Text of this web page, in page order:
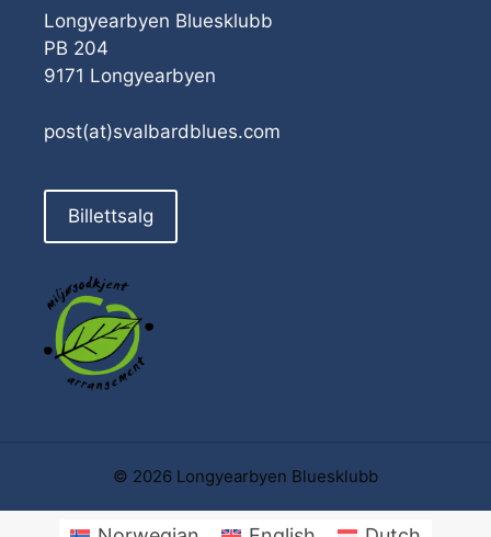
Longyearbyen Bluesklubb
PB 204
9171 Longyearbyen
post(at)svalbardblues.com
Billettsalg
© 2026 Longyearbyen Bluesklubb